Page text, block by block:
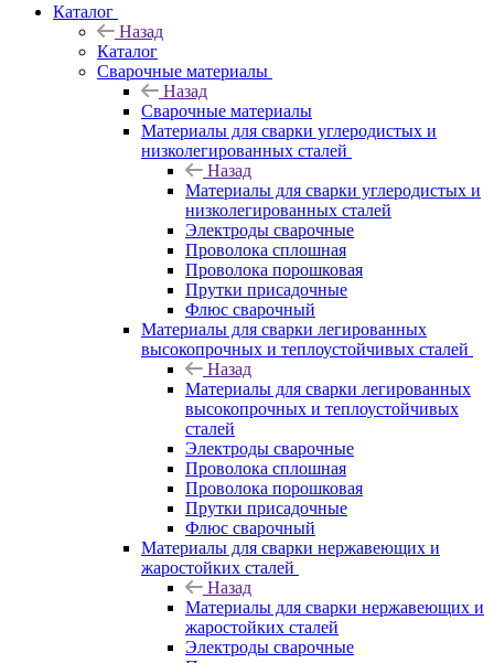
Каталог
Назад
Каталог
Сварочные материалы
Назад
Сварочные материалы
Материалы для сварки углеродистых и
низколегированных сталей
Назад
Материалы для сварки углеродистых и
низколегированных сталей
Электроды сварочные
Проволока сплошная
Проволока порошковая
Прутки присадочные
Флюс сварочный
Материалы для сварки легированных
высокопрочных и теплоустойчивых сталей
Назад
Материалы для сварки легированных
высокопрочных и теплоустойчивых
сталей
Электроды сварочные
Проволока сплошная
Проволока порошковая
Прутки присадочные
Флюс сварочный
Материалы для сварки нержавеющих и
жаростойких сталей
Назад
Материалы для сварки нержавеющих и
жаростойких сталей
Электроды сварочные